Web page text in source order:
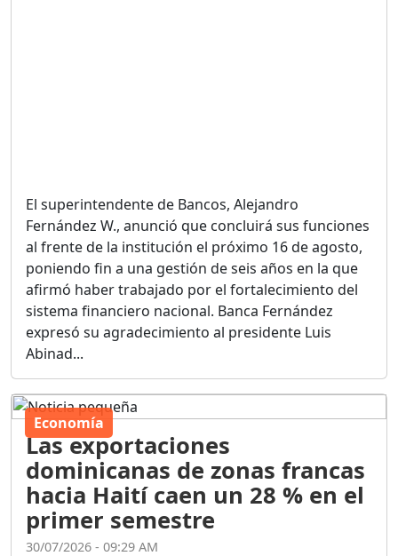
El superintendente de Bancos, Alejandro
Fernández W., anunció que concluirá sus funciones
al frente de la institución el próximo 16 de agosto,
poniendo fin a una gestión de seis años en la que
afirmó haber trabajado por el fortalecimiento del
sistema financiero nacional. Banca Fernández
expresó su agradecimiento al presidente Luis
Abinad...
Economía
Las exportaciones
dominicanas de zonas francas
hacia Haití caen un 28 % en el
primer semestre
30/07/2026 - 09:29 AM